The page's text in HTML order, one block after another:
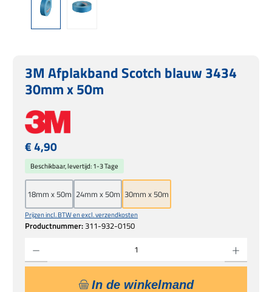
3M Afplakband Scotch blauw 3434
30mm x 50m
Normale prijs:
€ 4,90
Prijzen incl. BTW en excl. verzendkosten
Productnummer:311-932-0150
Beschikbaar, levertijd: 1-3 Tage
18mm x 50m 24mm x 50m 30mm x 50m
In de winkelmand